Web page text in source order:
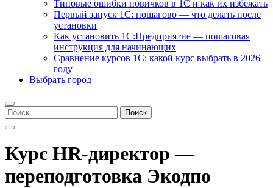
Типовые ошибки новичков в 1С и как их избежать
Первый запуск 1С: пошагово — что делать после
установки
Как установить 1С:Предприятие — пошаговая
инструкция для начинающих
Сравнение курсов 1С: какой курс выбрать в 2026
году
Выбрать город
Найти:
Курс HR-директор —
переподготовка Экодпо